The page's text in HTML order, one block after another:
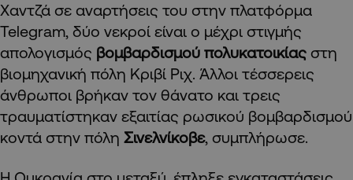
Χαντζά σε αναρτήσεις του στην πλατφόρμα
Telegram, δύο νεκροί είναι ο μέχρι στιγμής
απολογισμός βομβαρδισμού πολυκατοικίας στη
βιομηχανική πόλη Κριβί Ριχ. Άλλοι τέσσερεις
άνθρωποι βρήκαν τον θάνατο και τρεις
τραυματίστηκαν εξαιτίας ρωσικού βομβαρδισμού
κοντά στην πόλη Σινελνίκοβε, συμπλήρωσε.